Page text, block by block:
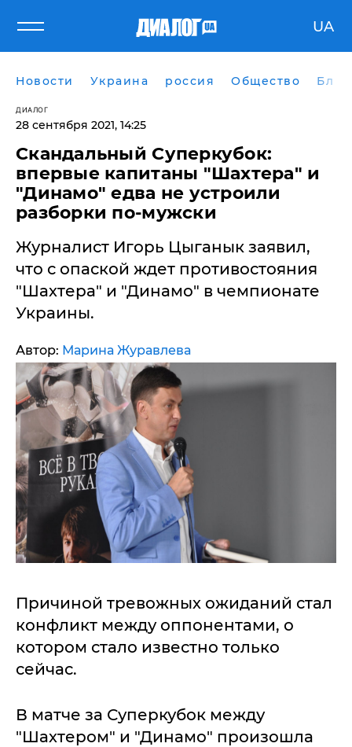
UA
Новости Украина россия Общество
ДИАЛОГ
28 сентября 2021, 14:25
Скандальный Суперкубок:
впервые капитаны "Шахтера" и
"Динамо" едва не устроили
разборки по-мужски
Журналист Игорь Цыганык заявил,
что с опаской ждет противостояния
"Шахтера" и "Динамо" в чемпионате
Украины.
Автор: Марина Журавлева
Причиной тревожных ожиданий стал
конфликт между оппонентами, о
котором стало известно только
сейчас.
В матче за Суперкубок между
"Шахтером" и "Динамо" произошла